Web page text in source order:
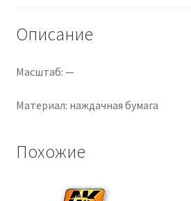
20
полосок,
800
Описание
Масштаб: —
Материал: наждачная бумага
Похожие